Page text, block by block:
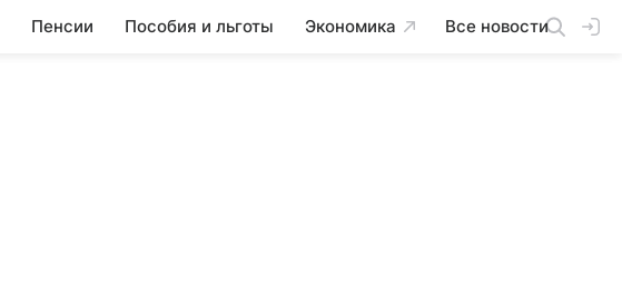
Пенсии Пособия и льготы Экономика Все новости